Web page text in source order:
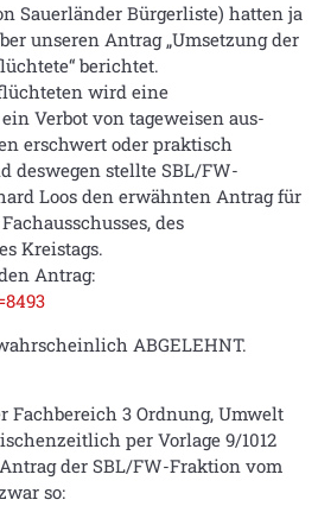
Sauerländer Bürgerliste) hatten ja
unseren Antrag „Umsetzung der
berichtet.
wird eine
Verbot von tageweisen aus-
erschwert oder praktisch
deswegen stellte SBL/FW-
Loos den erwähnten Antrag für
des
Kreistags.
Antrag:
ABGELEHNT.
Fachbereich 3 Ordnung, Umwelt
per Vorlage 9/1012
der SBL/FW-Fraktion vom
so: